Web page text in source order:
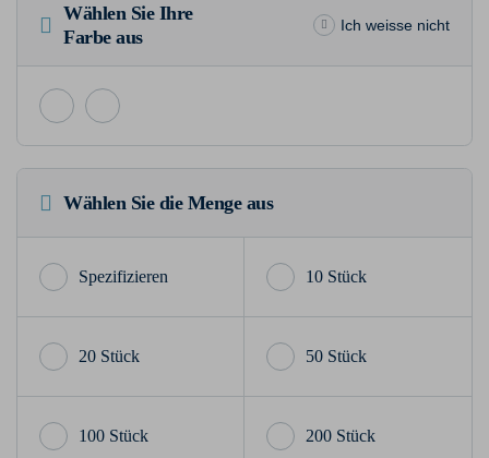
Wählen Sie Ihre
Farbe aus
Ich weisse nicht
Wählen Sie die Menge aus
10 Stück
20 Stück 50 Stück
100 Stück 200 Stück